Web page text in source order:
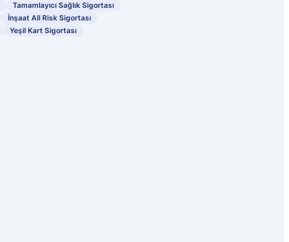
Tamamlayıcı Sağlık Sigortası
İnşaat All Risk Sigortası
Yeşil Kart Sigortası